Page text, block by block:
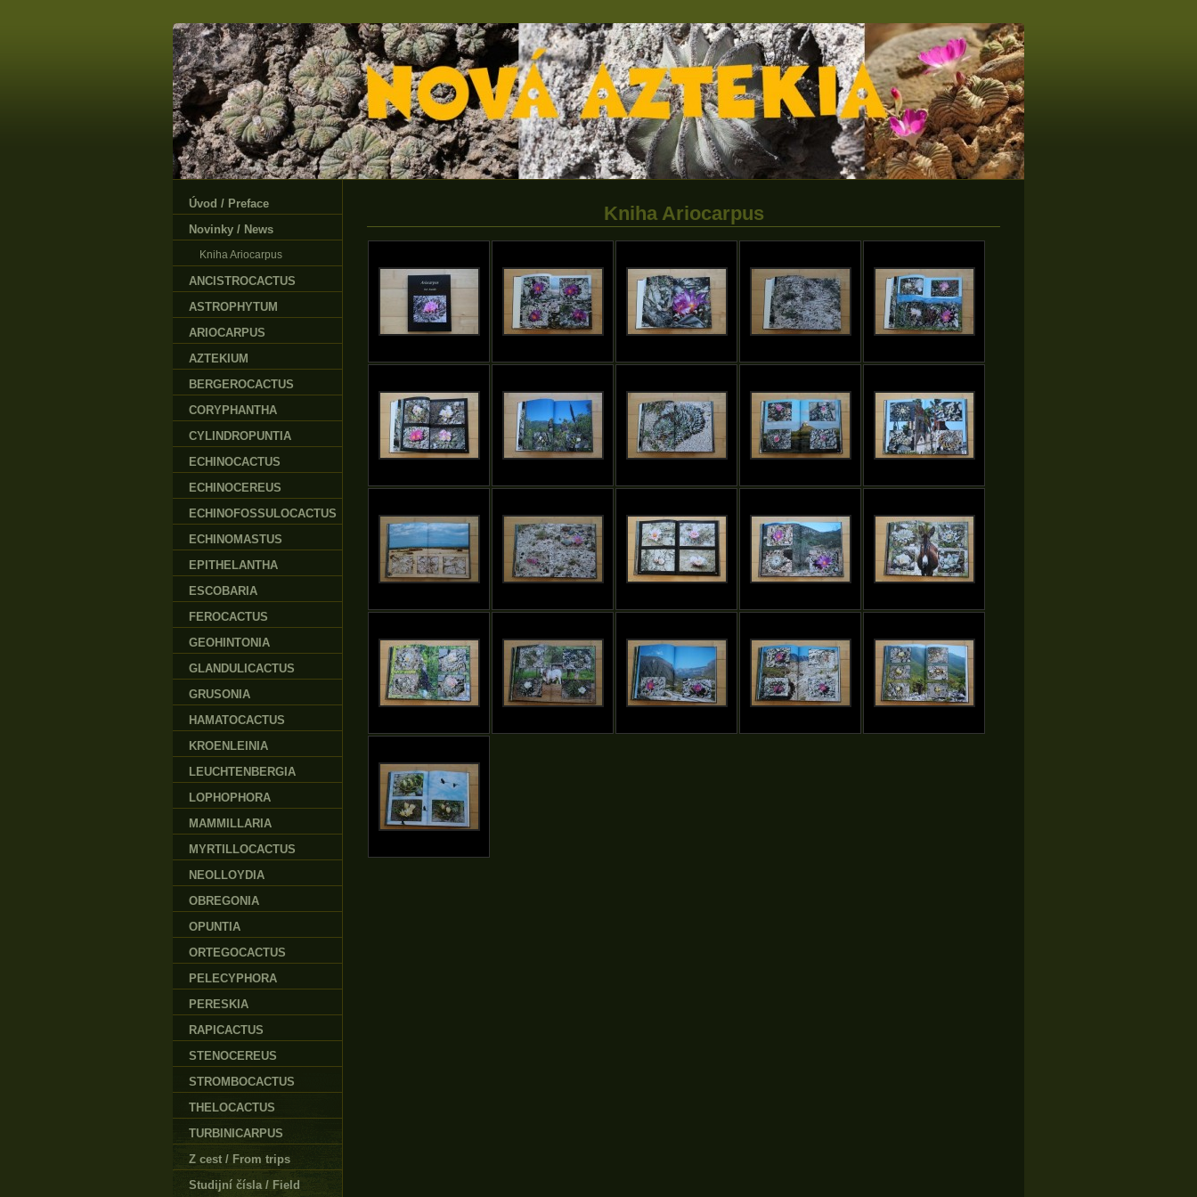
Kniha Ariocarpus
Úvod / Preface
Novinky / News
Kniha Ariocarpus
ANCISTROCACTUS
ASTROPHYTUM
ARIOCARPUS
AZTEKIUM
BERGEROCACTUS
CORYPHANTHA
CYLINDROPUNTIA
ECHINOCACTUS
ECHINOCEREUS
ECHINOFOSSULOCACTUS
ECHINOMASTUS
EPITHELANTHA
ESCOBARIA
FEROCACTUS
GEOHINTONIA
GLANDULICACTUS
GRUSONIA
HAMATOCACTUS
KROENLEINIA
LEUCHTENBERGIA
LOPHOPHORA
MAMMILLARIA
MYRTILLOCACTUS
NEOLLOYDIA
OBREGONIA
OPUNTIA
ORTEGOCACTUS
PELECYPHORA
PERESKIA
RAPICACTUS
STENOCEREUS
STROMBOCACTUS
THELOCACTUS
TURBINICARPUS
Z cest / From trips
Studijní čísla / Field